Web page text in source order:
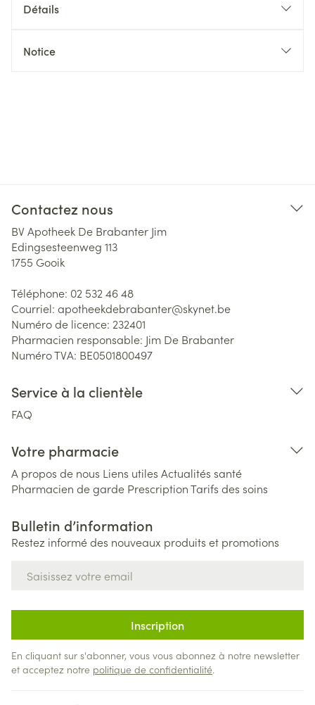
Détails
Notice
Contactez nous
BV Apotheek De Brabanter Jim
Edingsesteenweg 113
1755 Gooik
Téléphone: 02 532 46 48
Courriel: apotheekdebrabanter@skynet.be
Numéro de licence: 232401
Pharmacien responsable: Jim De Brabanter
Numéro TVA: BE0501800497
Service à la clientèle
FAQ
Votre pharmacie
A propos de nous Liens utiles Actualités santé
Pharmacien de garde PrescriptionTarifs des soins
Bulletin d’information
Restez informé des nouveaux produits et promotions
Inscription
En cliquant sur s'abonner, vous vous abonnez à notre newsletter
et acceptez notre politique de confidentialité.